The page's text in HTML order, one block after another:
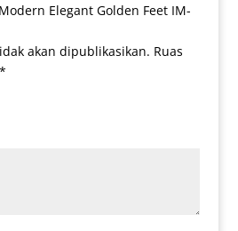
Elegant Golden Feet IM-
akan dipublikasikan. Ruas
*